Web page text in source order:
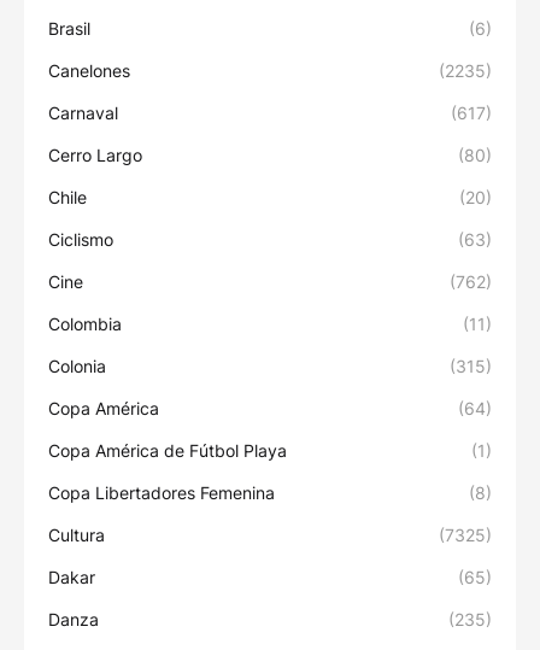
Brasil (6)
Canelones (2235)
Carnaval (617)
Cerro Largo (80)
Chile (20)
Ciclismo (63)
Cine (762)
Colombia (11)
Colonia (315)
Copa América (64)
Copa América de Fútbol Playa (1)
Copa Libertadores Femenina (8)
Cultura (7325)
Dakar (65)
Danza (235)